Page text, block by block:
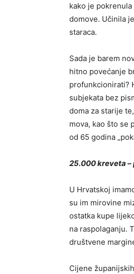
kako je
domove. Učinila
staraca.
Sada je barem
hitno povećanje
profunkcionirati?
subjekata bez
doma za starije
mova, kao što se
od 65 godina
25.000 kreveta –
U Hrvatskoj
su im mi­rovine
ostatka kupe
na raspolaganju.
društvene
Cijene